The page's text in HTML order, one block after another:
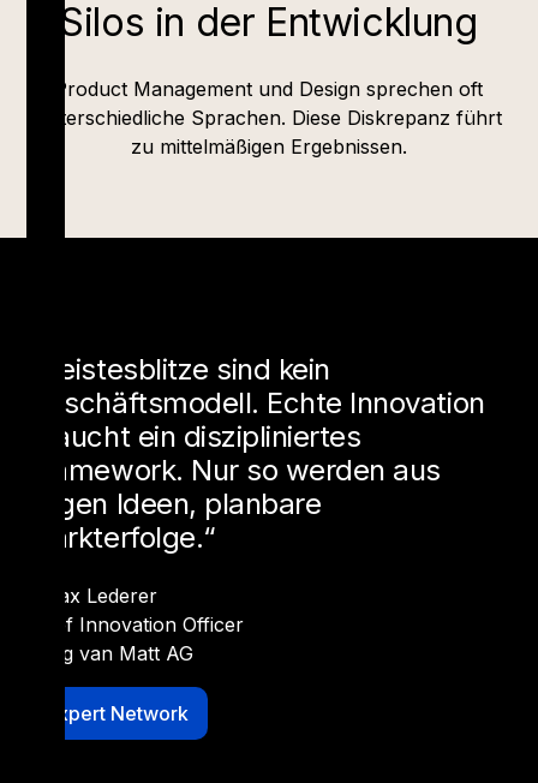
Silos in der Entwicklung
Product Management und Design sprechen oft
unterschiedliche Sprachen. Diese Diskrepanz führt
zu mittelmäßigen Ergebnissen.
„Geistesblitze sind kein
Geschäftsmodell. Echte Innovation
braucht ein diszipliniertes
Framework. Nur so werden aus
vagen Ideen, planbare
Markterfolge.“
- Max Lederer
Chief Innovation Officer
Jung van Matt AG
Expert Network